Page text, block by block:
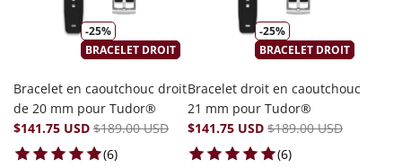
-25%
BRACELET DROIT
Bracelet en caoutchouc droit
de 20 mm pour Tudor®
$141.75 USD $189.00 USD
(6)6 total reviews
-25%
BRACELET DROIT
Bracelet droit en caoutchouc
21 mm pour Tudor®
$141.75 USD $189.00 USD
(6)6 total reviews